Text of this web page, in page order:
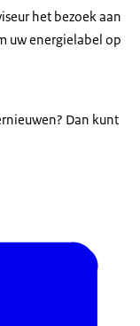
het bezoek aan
uw energielabel op
Dan kunt